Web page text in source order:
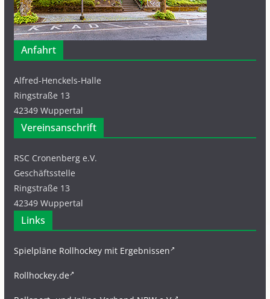
Anfahrt
Alfred-Henckels-Halle
Ringstraße 13
42349 Wuppertal
Vereinsanschrift
RSC Cronenberg e.V.
Geschäftsstelle
Ringstraße 13
42349 Wuppertal
Links
Spielpläne Rollhockey mit Ergebnissen
Rollhockey.de